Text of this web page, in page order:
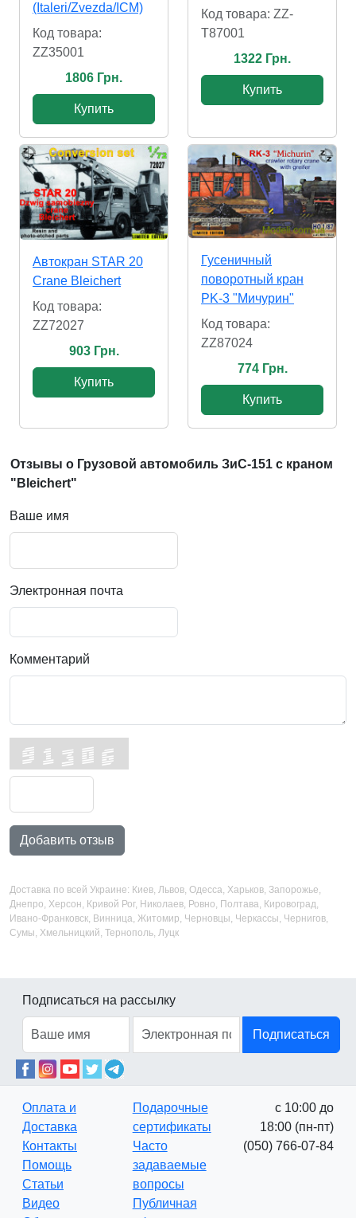
(Italeri/Zvezda/ICM)
Код товара:
ZZ35001
1806 Грн.
Купить
Код товара: ZZ-
T87001
1322 Грн.
Купить
Автокран STAR 20
Crane Bleichert
Код товара:
ZZ72027
903 Грн.
Купить
Гусеничный
поворотный кран
PK-3 "Мичурин"
Код товара:
ZZ87024
774 Грн.
Купить
Отзывы о Грузовой автомобиль ЗиС-151 с краном
"Bleichert"
Ваше имя
Электронная почта
Комментарий
Добавить отзыв
Доставка по всей Украине: Киев, Львов, Одесса, Харьков, Запорожье,
Днепро, Херсон, Кривой Рог, Николаев, Ровно, Полтава, Кировоград,
Ивано-Франковск, Винница, Житомир, Черновцы, Черкассы, Чернигов,
Сумы, Хмельницкий, Тернополь, Луцк
Подписаться на рассылку
Подписаться
Оплата и
Доставка
Контакты
Помощь
Статьи
Видео
Подарочные
сертификаты
Часто
задаваемые
вопросы
Публичная
с 10:00 до
18:00 (пн-пт)
(050) 766-07-84